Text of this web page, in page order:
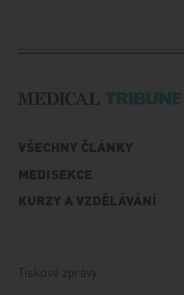
VŠECHNY ČLÁNKY
MEDISEKCE
KURZY A VZDĚLÁVÁNÍ
Tiskové zprávy